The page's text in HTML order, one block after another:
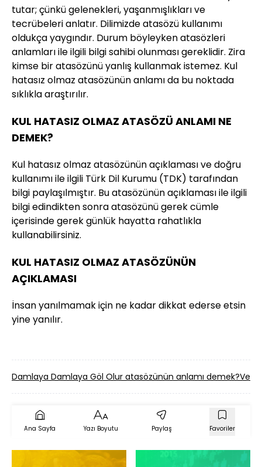
tutar; çünkü gelenekleri, yaşanmışlıkları ve
tecrübeleri anlatır. Dilimizde atasözü kullanımı
oldukça yaygındır. Durum böyleyken atasözleri
anlamları ile ilgili bilgi sahibi olunması gereklidir. Zira
kimse bir atasözünü yanlış kullanmak istemez. Kul
hatasız olmaz atasözünün anlamı da bu noktada
sıklıkla araştırılır.
KUL HATASIZ OLMAZ ATASÖZÜ ANLAMI NE
DEMEK?
Kul hatasız olmaz atasözünün açıklaması ve doğru
kullanımı ile ilgili Türk Dil Kurumu (TDK) tarafından
bilgi paylaşılmıştır. Bu atasözünün açıklaması ile ilgili
bilgi edindikten sonra atasözünü gerek cümle
içerisinde gerek günlük hayatta rahatlıkla
kullanabilirsiniz.
KUL HATASIZ OLMAZ ATASÖZÜNÜN
AÇIKLAMASI
İnsan yanılmamak için ne kadar dikkat ederse etsin
yine yanılır.
Damlaya Damlaya Göl Olur atasözünün anlamı demek?
Ana Sayfa Yazı Boyutu Paylaş Favoriler